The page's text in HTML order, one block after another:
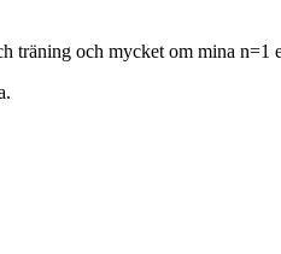
träning och mycket om mina n=1